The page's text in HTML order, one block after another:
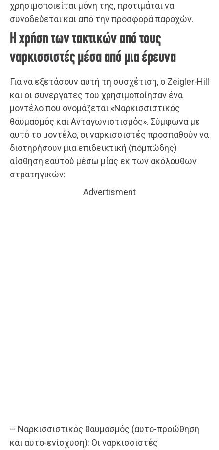
χρησιμοποιείται μόνη της, προτιμάται να
συνοδεύεται και από την προσφορά παροχών.
Η χρήση των τακτικών από τους
ναρκισσιστές μέσα από μια έρευνα
Για να εξετάσουν αυτή τη συσχέτιση, ο Zeigler-Hill
και οι συνεργάτες του χρησιμοποίησαν ένα
μοντέλο που ονομάζεται «Ναρκισσιστικός
θαυμασμός και Ανταγωνιστισμός». Σύμφωνα με
αυτό το μοντέλο, οι ναρκισσιστές προσπαθούν να
διατηρήσουν μια επιδεικτική (πομπώδης)
αίσθηση εαυτού μέσω μίας εκ των ακόλουθων
στρατηγικών:
Advertisment
– Ναρκισσιστικός θαυμασμός (αυτο-προώθηση
και αυτο-ενίσχυση): Οι ναρκισσιστές